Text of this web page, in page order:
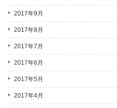
2017年9月
2017年8月
2017年7月
2017年6月
2017年5月
2017年4月